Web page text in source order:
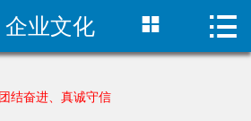
 首页
企业文化  
结奋进、真诚守信